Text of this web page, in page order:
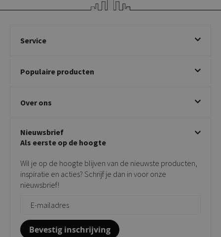
Service
Betalen & annuleren
Klachtafhandeling
Privacy policy
Populaire producten
Draaibare eetkamerstoelen
Taupe stoelen
Tuinstoelen
Bijzettafels
Over ons
Showroom
Contact
Onderhoudsproducten
Vloerbescherming
Giftcards
Nieuwsbrief
Als eerste op de hoogte
Wil je op de hoogte blijven van de nieuwste producten,
inspiratie en acties? Schrijf je dan in voor onze
nieuwsbrief!
Bevestig inschrijving